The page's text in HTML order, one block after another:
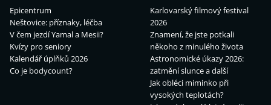
Epicentrum
Neštovice: příznaky, léčba
V čem jezdí Yamal a Mesii?
Kvízy pro seniory
Kalendář úplňků 2026
Co je bodycount?
Karlovarský filmový festival
2026
Znamení, že jste potkali
někoho z minulého života
Astronomické úkazy 2026:
zatmění slunce a další
Jak obléci miminko při
vysokých teplotách?